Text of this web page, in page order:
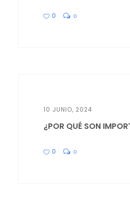
0 0
10 JUNIO, 2024
¿POR QUÉ SON
0 0